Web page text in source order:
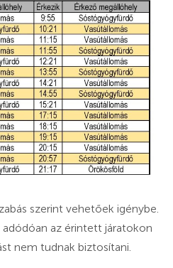
szerint vehetőek igénybe.
adódóan az érintett járatokon
nem tudnak biztosítani.